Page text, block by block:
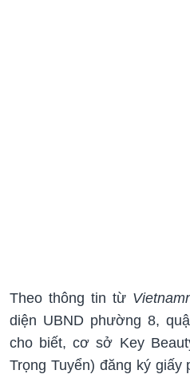
Theo thông tin từ
diện UBND phường 8,
cho biết, cơ sở Key
Trọng Tuyển) đăng ký